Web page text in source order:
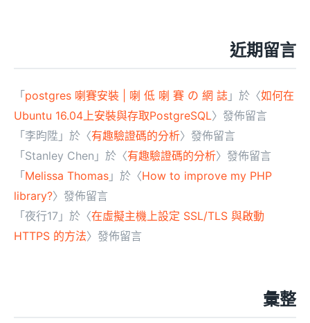
近期留言
「 postgres 喇賽安裝 | 喇 低 喇 賽 の 網 誌 」於〈如何在
Ubuntu 16.04上安裝與存取PostgreSQL〉發佈留言
「 李昀陞 」於〈有趣驗證碼的分析〉發佈留言
「 Stanley Chen 」於〈有趣驗證碼的分析〉發佈留言
「 Melissa Thomas 」於〈How to improve my PHP
library?〉發佈留言
「 夜行17 」於〈在虛擬主機上設定 SSL/TLS 與啟動
HTTPS 的方法〉發佈留言
彙整